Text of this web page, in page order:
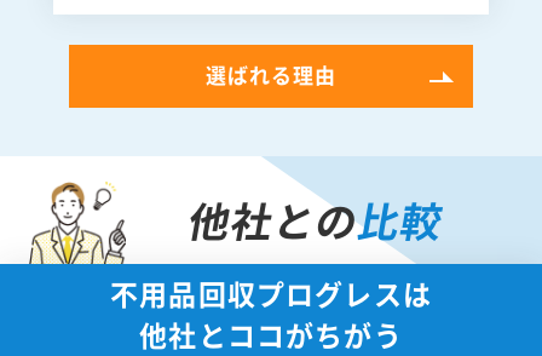
選ばれる理由
他社との比較
不用品回収プログレスは
他社とココがちがう